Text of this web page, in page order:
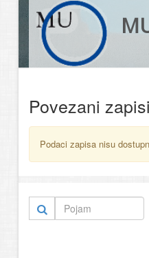
Povezani
Podaci zapisa nisu